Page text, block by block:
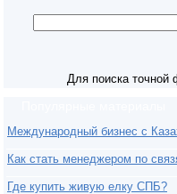
Для поиска точной
Международный бизнес с
Как стать менеджером по
Где купить живую елку СПБ?